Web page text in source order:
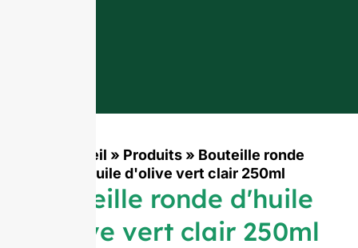
Accueil » Produits » Bouteille ronde
d'huile d'olive vert clair 250ml
Bouteille ronde d'huile
d'olive vert clair 250ml